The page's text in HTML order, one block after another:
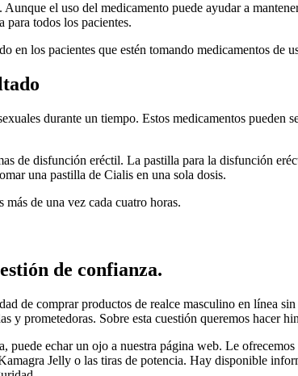
el uso del medicamento puede ayudar a
todos los pacientes.
en los pacientes que estén tomando medicamentos de
durante un tiempo. Estos medicamentos pueden
de disfunción eréctil. La pastilla para la disfunción
una pastilla de Cialis en una sola dosis.
de una vez cada cuatro horas.
de confianza.
de comprar productos de realce masculino en línea
y prometedoras. Sobre esta cuestión queremos hacer
echar un ojo a nuestra página web. Le
Jelly o las tiras de potencia. Hay disponible